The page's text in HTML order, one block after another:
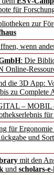
für
zur
wenn
: Die
Online-
die 3D App:
zu Complete
– MOBIL
für
für
und
mit den
und scholars-